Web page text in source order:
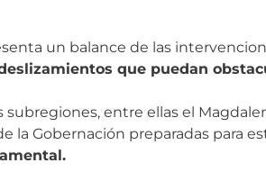
un balance de las
que puedan
entre ellas el
la Gobernación preparadas para